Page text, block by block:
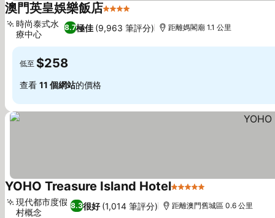
澳門英皇娛樂飯店4 星級
8.7極佳 (9,963 筆評分)
時尚泰式水
療中心
距離媽閣廟 1.1 公里
低至 $258
查看 11 個網站的價格
YOHO Treasure Island Hotel5 星級
8.3很好 (1,014 筆評分)
現代都市度假
村概念
距離澳門舊城區 0.6 公里